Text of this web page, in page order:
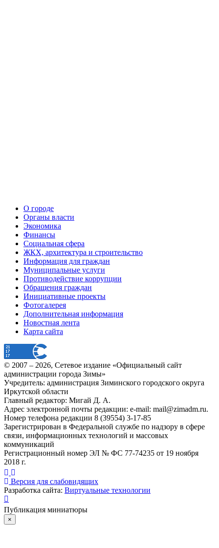
О городе
Органы власти
Экономика
Финансы
Социальная сфера
ЖКХ, архитектура и строительство
Информация для граждан
Муниципальные услуги
Противодействие коррупции
Обращения граждан
Инициативные проекты
Фотогалерея
Дополнительная информация
Новостная лента
Карта сайта
© 2007 – 2026, Сетевое издание «Официальный сайт
администрации города Зимы»
Учредитель: администрация Зиминского городского округа
Иркутской области
Главный редактор: Мигай Д. А.
Адрес электронной почты редакции: e-mail: mail@zimadm.ru.
Номер телефона редакции 8 (39554) 3-17-85
Зарегистрирован в Федеральной службе по надзору в сфере
связи, информационных технологий и массовых
коммуникаций
Регистрационный номер ЭЛ № ФС 77-74235 от 19 ноября
2018 г.
Версия для слабовидящих
Разработка сайта: Виртуальные технологии
Публикация миниатюры
×